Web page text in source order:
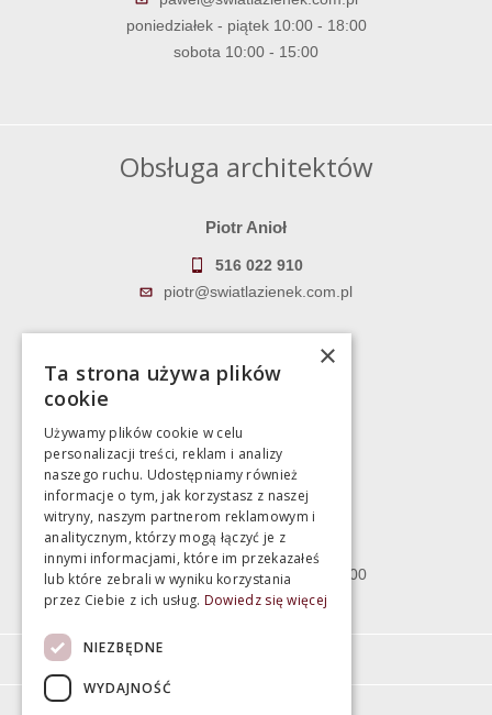
poniedziałek - piątek 10:00 - 18:00
sobota 10:00 - 15:00
Obsługa architektów
Piotr Anioł
516 022 910
piotr@swiatlazienek.com.pl
783 043 083
Magazyn
Bartycka 24/26 Hala 100
00-716 Warszawa
poniedziałek - piątek 10:00 - 18:00
sobota 10:00 - 15:00
×
Ta strona używa plików
cookie
Używamy plików cookie w celu
personalizacji treści, reklam i analizy
naszego ruchu. Udostępniamy również
informacje o tym, jak korzystasz z naszej
witryny, naszym partnerom reklamowym i
analitycznym, którzy mogą łączyć je z
innymi informacjami, które im przekazałeś
lub które zebrali w wyniku korzystania
przez Ciebie z ich usług. Dowiedz się więcej
NIEZBĘDNE
WYDAJNOŚĆ